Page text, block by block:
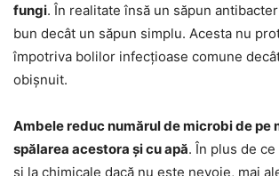
fungi. În realitate însă un săpun
bun decât un săpun simplu. Acesta nu
împotriva bolilor infecțioase comune
obișnuit.
Ambele reduc numărul de microbi de pe
spălarea acestora și cu apă. În plus de
și la chimicale dacă nu este nevoie, mai